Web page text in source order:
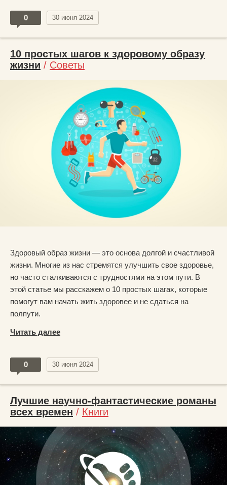
0 30 июня 2024
10 простых шагов к здоровому образу
жизни / Советы
Здоровый образ жизни — это основа долгой и счастливой
жизни. Многие из нас стремятся улучшить свое здоровье,
но часто сталкиваются с трудностями на этом пути. В
этой статье мы расскажем о 10 простых шагах, которые
помогут вам начать жить здоровее и не сдаться на
полпути.
Читать далее
0 30 июня 2024
Лучшие научно-фантастические романы
всех времен / Книги